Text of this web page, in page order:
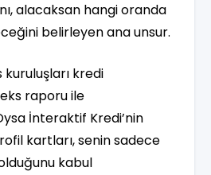
alacaksan hangi oranda
belirleyen ana unsur.
kredi
raporu ile
İnteraktif Kredi’nin
kartları, senin sadece
kabul